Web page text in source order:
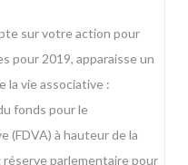
sur votre action pour
pour 2019, apparaisse un
la vie associative :
fonds pour le
(FDVA) à hauteur de la
parlementaire pour